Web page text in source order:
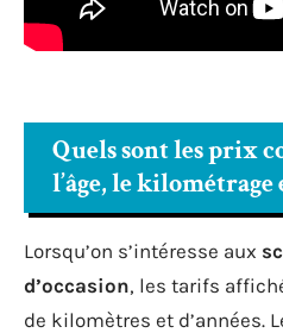
Quels sont les prix
l’âge, le kilométrage
Lorsqu’on s’intéresse aux
d’occasion, les tarifs
de kilomètres et d’années.